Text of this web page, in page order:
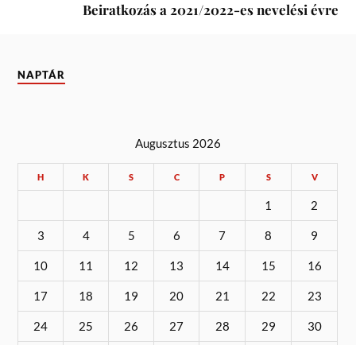
Beiratkozás a 2021/2022-es nevelési évre
NAPTÁR
Augusztus 2026
H K S C P S V
1 2
3 4 5 6 7 8 9
10 11 12 13 14 15 16
17 18 19 20 21 22 23
24 25 26 27 28 29 30